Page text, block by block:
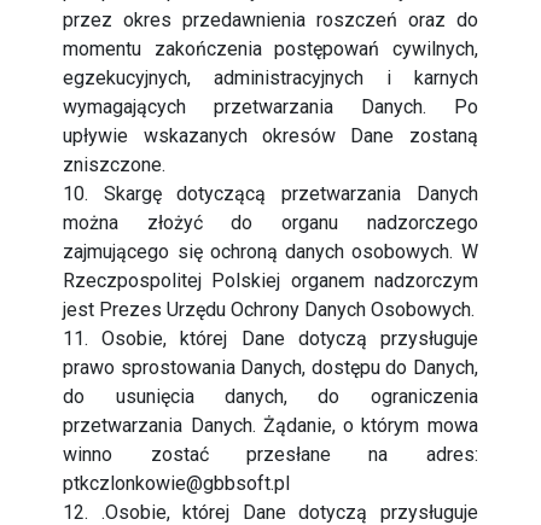
przez okres przedawnienia roszczeń oraz do
momentu zakończenia postępowań cywilnych,
egzekucyjnych, administracyjnych i karnych
wymagających przetwarzania Danych. Po
upływie wskazanych okresów Dane zostaną
zniszczone.
10. Skargę dotyczącą przetwarzania Danych
można złożyć do organu nadzorczego
zajmującego się ochroną danych osobowych. W
Rzeczpospolitej Polskiej organem nadzorczym
jest Prezes Urzędu Ochrony Danych Osobowych.
11. Osobie, której Dane dotyczą przysługuje
prawo sprostowania Danych, dostępu do Danych,
do usunięcia danych, do ograniczenia
przetwarzania Danych. Żądanie, o którym mowa
winno zostać przesłane na adres:
ptkczlonkowie@gbbsoft.pl
12. .Osobie, której Dane dotyczą przysługuje